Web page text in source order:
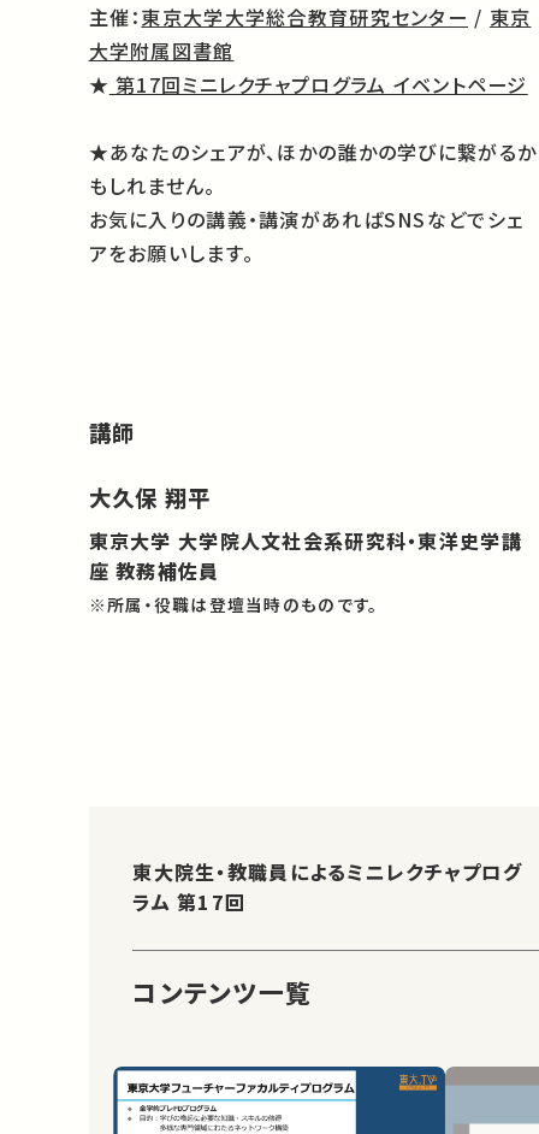
主催：東京大学大学総合教育研究センター / 東京
大学附属図書館
★ 第17回ミニレクチャプログラム イベントページ
★あなたのシェアが、ほかの誰かの学びに繋がるか
もしれません。
お気に入りの講義・講演があればSNSなどでシェ
アをお願いします。
講師
大久保 翔平
東京大学 大学院人文社会系研究科・東洋史学講
座 教務補佐員
※所属・役職は登壇当時のものです。
東大院生・教職員によるミニレクチャプログ
ラム 第17回
コンテンツ一覧